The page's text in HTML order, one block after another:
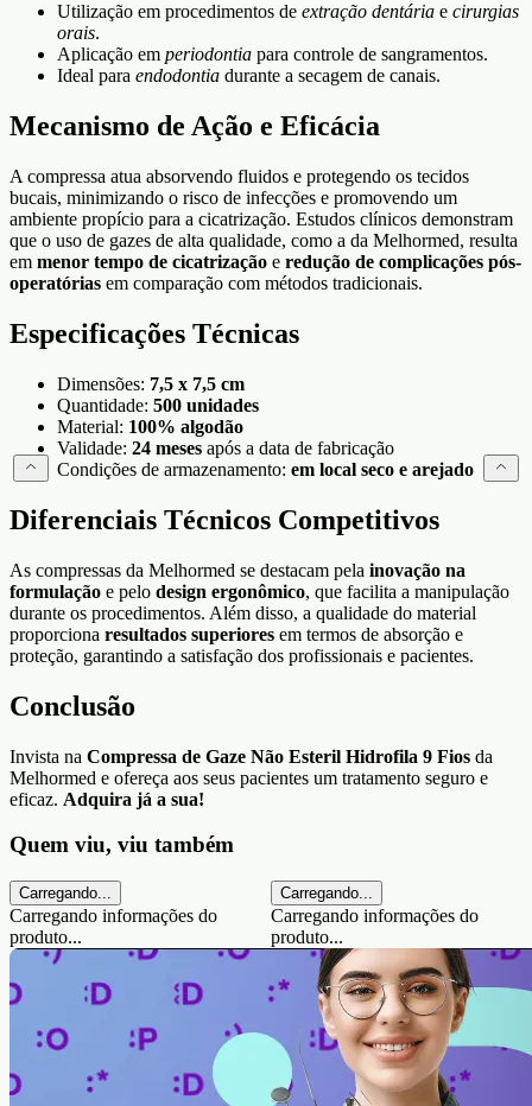
Utilização em procedimentos de extração dentária e cirurgias
orais.
Aplicação em periodontia para controle de sangramentos.
Ideal para endodontia durante a secagem de canais.
Mecanismo de Ação e Eficácia
A compressa atua absorvendo fluidos e protegendo os tecidos
bucais, minimizando o risco de infecções e promovendo um
ambiente propício para a cicatrização. Estudos clínicos demonstram
que o uso de gazes de alta qualidade, como a da Melhormed, resulta
em menor tempo de cicatrização e redução de complicações pós-
operatórias em comparação com métodos tradicionais.
Especificações Técnicas
Dimensões: 7,5 x 7,5 cm
Quantidade: 500 unidades
Material: 100% algodão
Validade: 24 meses após a data de fabricação
Condições de armazenamento: em local seco e arejado
Diferenciais Técnicos Competitivos
As compressas da Melhormed se destacam pela inovação na
formulação e pelo design ergonômico, que facilita a manipulação
durante os procedimentos. Além disso, a qualidade do material
proporciona resultados superiores em termos de absorção e
proteção, garantindo a satisfação dos profissionais e pacientes.
Conclusão
Invista na Compressa de Gaze Não Esteril Hidrofila 9 Fios da
Melhormed e ofereça aos seus pacientes um tratamento seguro e
eficaz. Adquira já a sua!
Quem viu, viu também
Carregando...
Carregando informações do
produto...
Carregando...
Carregando informações do
produto...